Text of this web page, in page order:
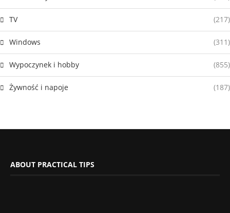
TV (217)
Windows (311)
Wypoczynek i hobby (855)
Żywność i napoje (187)
ABOUT PRACTICAL TIPS